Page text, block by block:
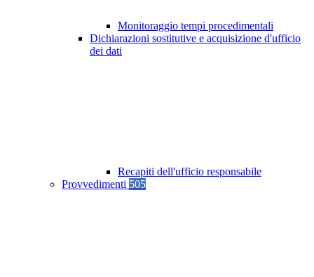
Monitoraggio tempi procedimentali
Dichiarazioni sostitutive e acquisizione d'ufficio
dei dati
Recapiti dell'ufficio responsabile
Provvedimenti 505